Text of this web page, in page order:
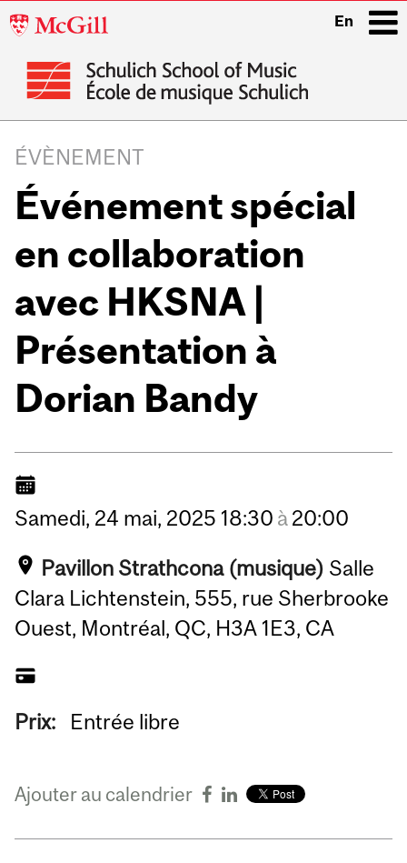
McGill
En
navigation
ÉVÈNEMENT
Événement spécial
en collaboration
avec HKSNA |
Présentation à
Dorian Bandy
Samedi, 24 mai, 2025 18:30 à20:00
Pavillon Strathcona (musique) Salle
Clara Lichtenstein, 555, rue Sherbrooke
Ouest, Montréal, QC, H3A 1E3, CA
Prix: Entrée libre
Ajouter au calendrier